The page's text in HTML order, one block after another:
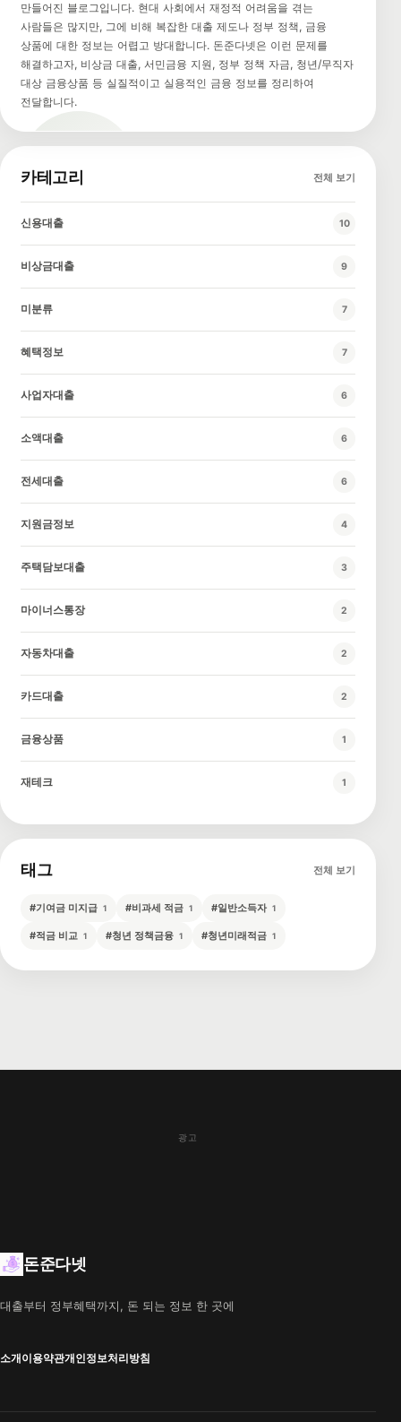
만들어진 블로그입니다. 현대 사회에서 재정적 어려움을 겪는
사람들은 많지만, 그에 비해 복잡한 대출 제도나 정부 정책, 금융
상품에 대한 정보는 어렵고 방대합니다. 돈준다넷은 이런 문제를
해결하고자, 비상금 대출, 서민금융 지원, 정부 정책 자금, 청년/무직자
대상 금융상품 등 실질적이고 실용적인 금융 정보를 정리하여
전달합니다.
카테고리 전체 보기
신용대출 10
비상금대출 9
미분류 7
혜택정보 7
사업자대출 6
소액대출 6
전세대출 6
지원금정보 4
주택담보대출 3
마이너스통장 2
자동차대출 2
카드대출 2
금융상품 1
재테크 1
태그 전체 보기
#기여금 미지급 1 #비과세 적금 1 #일반소득자 1
#적금 비교 1 #청년 정책금융 1 #청년미래적금 1
광고
돈준다넷
대출부터 정부혜택까지, 돈 되는 정보 한 곳에
소개이용약관개인정보처리방침